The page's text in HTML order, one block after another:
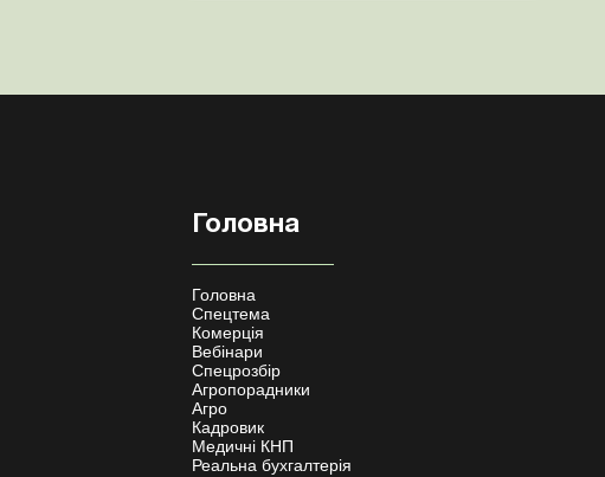
Головна
Головна
Спецтема
Комерція
Вебінари
Спецрозбір
Агропорадники
Агро
Кадровик
Медичні КНП
Реальна бухгалтерія